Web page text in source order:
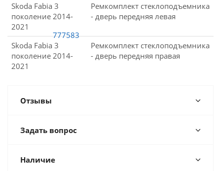
Skoda Fabia 3
поколение 2014-
2021
Ремкомплект стеклоподъемника
- дверь передняя левая
Skoda Fabia 3
поколение 2014-
2021
Ремкомплект стеклоподъемника
- дверь передняя правая
Отзывы
Задать вопрос
Наличие